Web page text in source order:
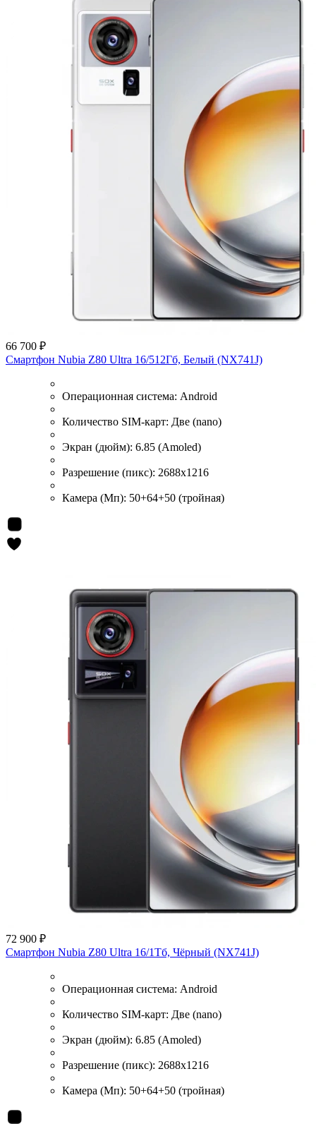
66 700 ₽
Смартфон Nubia Z80 Ultra 16/512Гб, Белый (NX741J)
Операционная система: Android
Количество SIM-карт: Две (nano)
Экран (дюйм): 6.85 (Amoled)
Разрешение (пикс): 2688x1216
Камера (Мп): 50+64+50 (тройная)
72 900 ₽
Смартфон Nubia Z80 Ultra 16/1Тб, Чёрный (NX741J)
Операционная система: Android
Количество SIM-карт: Две (nano)
Экран (дюйм): 6.85 (Amoled)
Разрешение (пикс): 2688x1216
Камера (Мп): 50+64+50 (тройная)